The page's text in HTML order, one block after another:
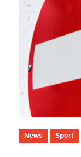
News Sport